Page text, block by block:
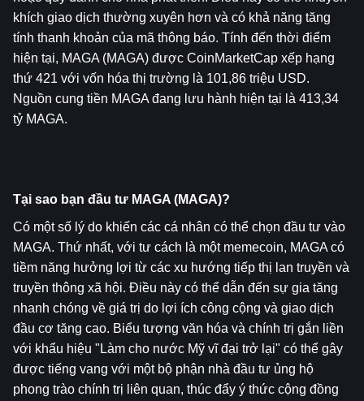
khích giao dịch thường xuyên hơn và có khả năng tăng
tính thanh khoản của mã thông báo. Tính đến thời điểm
hiện tại, MAGA (MAGA) được CoinMarketCap xếp hạng
thứ 421 với vốn hóa thị trường là 101,86 triệu USD.
Nguồn cung tiền MAGA đang lưu hành hiện tại là 413,34
tỷ MAGA.
Tại sao bạn đầu tư MAGA (MAGA)?
Có một số lý do khiến các cá nhân có thể chọn đầu tư vào
MAGA. Thứ nhất, với tư cách là một memecoin, MAGA có
tiềm năng hưởng lợi từ các xu hướng tiếp thị lan truyền và
truyền thông xã hội. Điều này có thể dẫn đến sự gia tăng
nhanh chóng về giá trị do lợi ích công cộng và giao dịch
đầu cơ tăng cao. Biểu tượng văn hóa và chính trị gắn liền
với khẩu hiệu "Làm cho nước Mỹ vĩ đại trở lại" có thể gây
được tiếng vang với một bộ phận nhà đầu tư ủng hộ
phong trào chính trị liên quan, thúc đẩy ý thức cộng đồng